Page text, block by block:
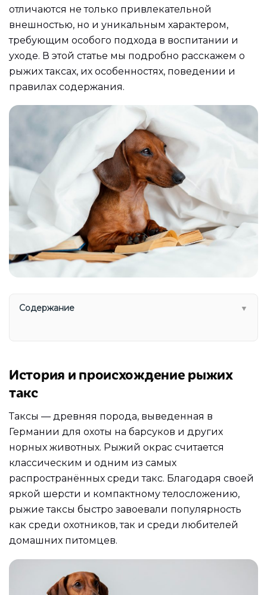
отличаются не только привлекательной
внешностью, но и уникальным характером,
требующим особого подхода в воспитании и
уходе. В этой статье мы подробно расскажем о
рыжих таксах, их особенностях, поведении и
правилах содержания.
Содержание ▼
История и происхождение рыжих
такс
Таксы — древняя порода, выведенная в
Германии для охоты на барсуков и других
норных животных. Рыжий окрас считается
классическим и одним из самых
распространённых среди такс. Благодаря своей
яркой шерсти и компактному телосложению,
рыжие таксы быстро завоевали популярность
как среди охотников, так и среди любителей
домашних питомцев.